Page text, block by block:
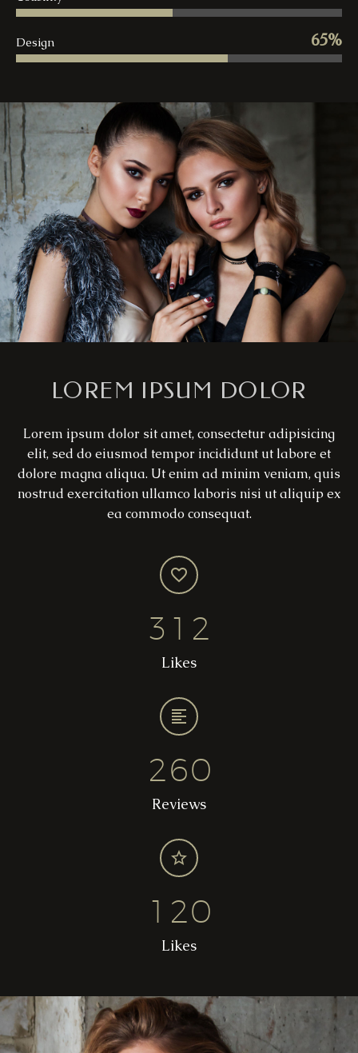
Design 65%
LOREM IPSUM DOLOR
Lorem ipsum dolor sit amet, consectetur adipisicing
elit, sed do eiusmod tempor incididunt ut labore et
dolore magna aliqua. Ut enim ad minim veniam, quis
nostrud exercitation ullamco laboris nisi ut aliquip ex
ea commodo consequat.
3 1 2
Likes
260
Reviews
1 20
Likes